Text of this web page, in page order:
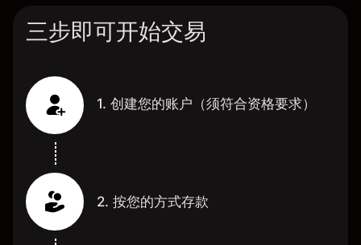
三步即可开始交易
1. 创建您的账户（须符合资格要求）
2. 按您的方式存款